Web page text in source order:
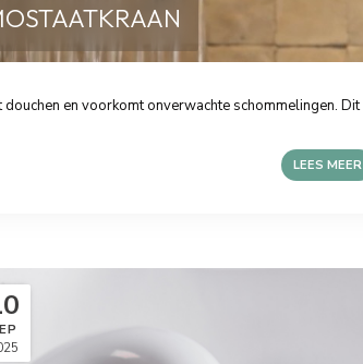
en voorkomt onverwachte schommelingen. Dit
LEES MEER